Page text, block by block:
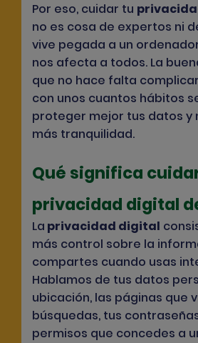
Por eso, cuidar tu
no es cosa de expertos ni
vive pegada a un
nos afecta a todos. La
que no hace falta
con unos cuantos hábitos
proteger mejor tus datos y
más tranquilidad.
Qué significa
privacidad digital
La privacidad digital
más control sobre la
compartes cuando usas
Hablamos de tus datos
ubicación, las páginas que
búsquedas, tus
permisos que concedes a